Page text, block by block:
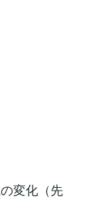
変化（先